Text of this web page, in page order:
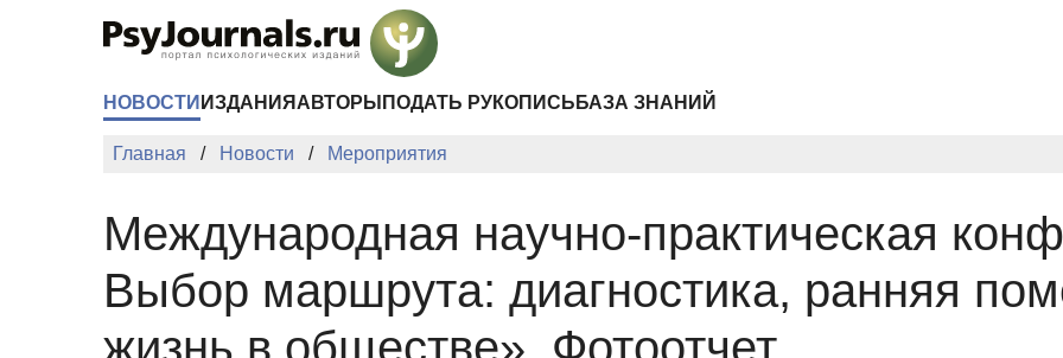
НОВОСТИ ИЗДАНИЯ АВТОРЫ ПОДАТЬ РУКОПИСЬ БАЗА ЗНАНИЙ
Главная Новости Мероприятия
Международная научно-практическая
Выбор маршрута: диагностика, ранняя
жизнь в обществе». Фотоотчет